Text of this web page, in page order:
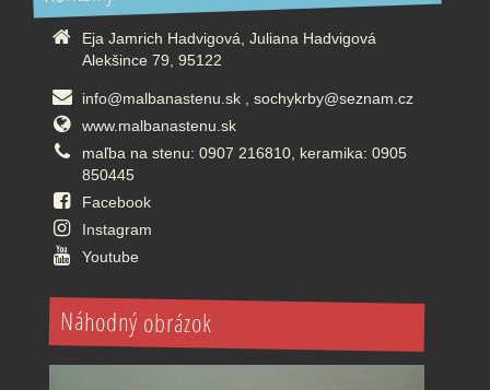
Eja Jamrich Hadvigová, Juliana Hadvigová
Alekšince 79, 95122
info@malbanastenu.sk , sochykrby@seznam.cz
www.malbanastenu.sk
maľba na stenu: 0907 216810, keramika: 0905
850445
Facebook
Instagram
Youtube
Náhodný obrázok